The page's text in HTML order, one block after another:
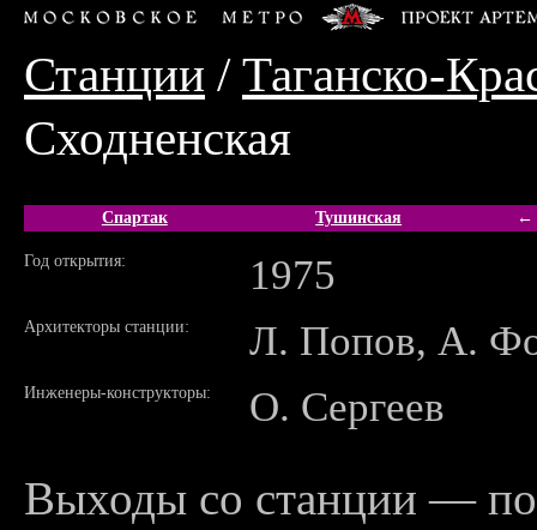
Станции /Таганско-
Сходненская
Спартак Тушинская ←
Год открытия: 1975
Архитекторы станции: Л. Попов, А.
Инженеры-конструкторы: О. Сергеев
Выходы со станции —